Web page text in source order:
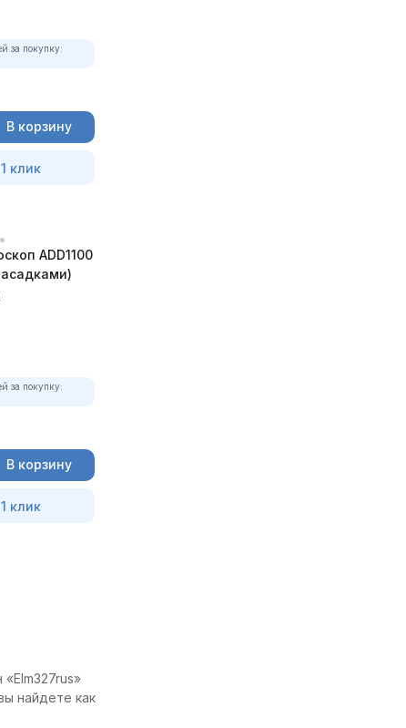
за покупку:
В корзину
клик
ADD1100
за покупку:
В корзину
клик
найдете как